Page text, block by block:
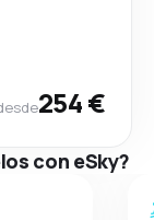
254 €
con eSky?